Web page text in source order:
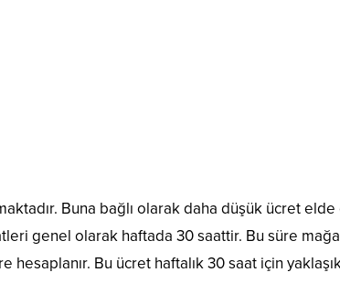
Buna bağlı olarak daha düşük ücret
genel olarak haftada 30 saattir. Bu süre
Bu ücret haftalık 30 saat için yaklaşık